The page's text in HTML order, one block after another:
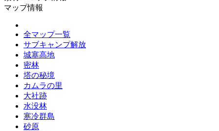
マップ情報
全マップ一覧
サブキャンプ解放
城塞高地
密林
塔の秘境
カムラの里
大社跡
水没林
寒冷群島
砂原